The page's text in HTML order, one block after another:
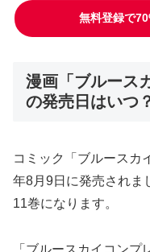
無料登録で
漫画「ブルース
の発売日はいつ
コミック「ブルースカ
年8月9日に発売されま
11巻になります。
「ブルースカイコン